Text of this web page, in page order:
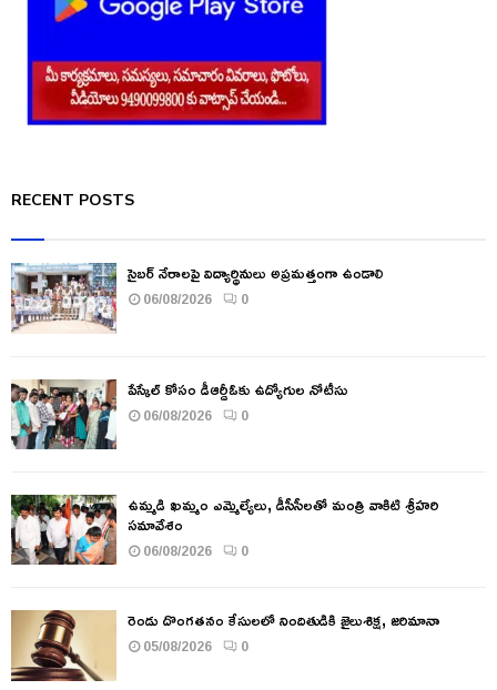
RECENT POSTS
సైబర్ నేరాలపై విద్యార్థినులు అప్రమత్తంగా ఉండాలి
06/08/2026 0
పేస్కేల్ కోసం డీఆర్డీఓకు ఉద్యోగుల నోటీసు
06/08/2026 0
ఉమ్మడి ఖమ్మం ఎమ్మెల్యేలు, డీసీసీలతో మంత్రి వాకిటి శ్రీహరి
సమావేశం
06/08/2026 0
రెండు దొంగతనం కేసులలో నిందితుడికి జైలుశిక్ష, జరిమానా
05/08/2026 0